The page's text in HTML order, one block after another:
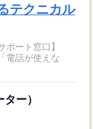
テクニカル
ポート窓口】
電話が使えな
ー）